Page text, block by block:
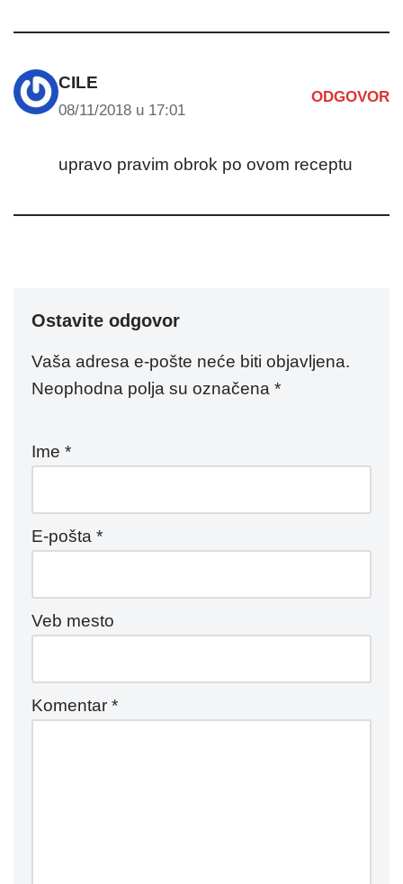
CILE
08/11/2018 u 17:01
ODGOVOR
upravo pravim obrok po ovom receptu
Ostavite odgovor
Vaša adresa e-pošte neće biti objavljena.
Neophodna polja su označena *
Ime *
E-pošta *
Veb mesto
Komentar *